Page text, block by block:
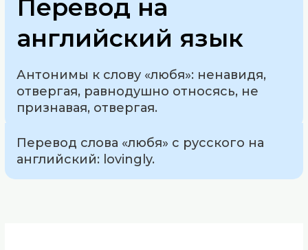
Перевод на
английский язык
Антонимы к слову «любя»: ненавидя,
отвергая, равнодушно относясь, не
признавая, отвергая.
Перевод слова «любя» с русского на
английский: lovingly.